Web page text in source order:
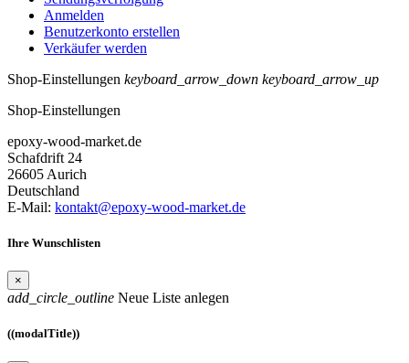
Anmelden
Benutzerkonto erstellen
Verkäufer werden
Shop-Einstellungen keyboard_arrow_down keyboard_arrow_up
Shop-Einstellungen
epoxy-wood-market.de
Schafdrift 24
26605 Aurich
Deutschland
E-Mail: kontakt@epoxy-wood-market.de
Ihre Wunschlisten
×
add_circle_outline Neue Liste anlegen
((modalTitle))